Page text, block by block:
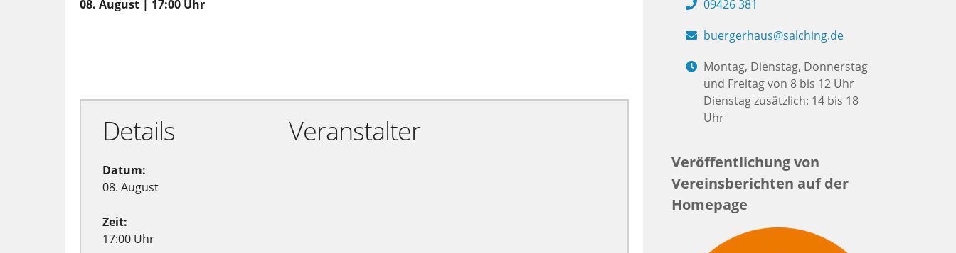
08. August | 17:00 Uhr
Details
Datum:
08. August
Zeit:
17:00 Uhr
Veranstalter
09426 381
buergerhaus@salching.de
Montag, Dienstag, Donnerstag
und Freitag von 8 bis 12 Uhr
Dienstag zusätzlich: 14 bis 18
Uhr
Veröffentlichung von
Vereinsberichten auf der
Homepage